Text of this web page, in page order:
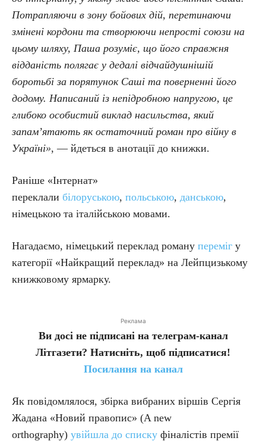
Потрапляючи в зону бойових дій, перетинаючи
змінені кордони та створюючи непрості союзи на
цьому шляху, Паша розуміє, що його справжня
відданість полягає у дедалі відчайдушнішій
боротьбі за порятунок Саші та поверненні його
додому. Написаний із непідробною напругою, це
глибоко особистий виклад насильства, який
запам’ятають як остаточний роман про війну в
Україні», — йдеться в анотації до книжки.
Раніше «Інтернат»
переклали білоруською, польською, данською,
німецькою та італійською мовами.
Нагадаємо, німецький переклад роману переміг у
категорії «Найкращий переклад» на Лейпцизькому
книжковому ярмарку.
Реклама
Ви досі не підписані на телеграм-канал
Літгазети? Натисніть, щоб підписатися!
Посилання на канал
Як повідомлялося, збірка вибраних віршів Сергія
Жадана «Новий правопис» (A new
orthography) увійшла до списку фіналістів премії